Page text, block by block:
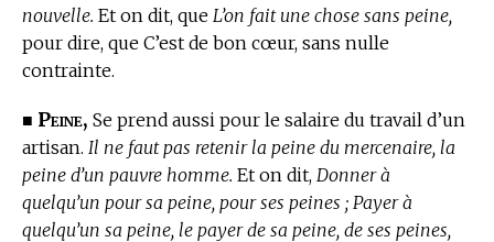
nouvelle. Et on dit, que L’on fait une chose sans peine,
pour dire, que C’est de bon cœur, sans nulle
contrainte.
■ Peine, Se prend aussi pour le salaire du travail d’un
artisan. Il ne faut pas retenir la peine du mercenaire, la
peine d’un pauvre homme. Et on dit, Donner à
quelqu’un pour sa peine, pour ses peines ; Payer à
quelqu’un sa peine, le payer de sa peine, de ses peines,